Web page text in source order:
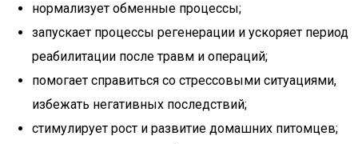
нормализует обменные процессы;
запускает процессы регенерации и ускоряет период
реабилитации после травм и операций;
помогает справиться со стрессовыми ситуациями,
избежать негативных последствий;
стимулирует рост и развитие домашних питомцев;